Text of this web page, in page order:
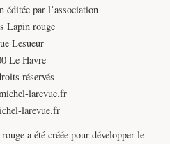
éditée par l’association
Lapin rouge
Lesueur
Le Havre
réservés
larevue.fr
larevue.fr
a été créée pour développer le